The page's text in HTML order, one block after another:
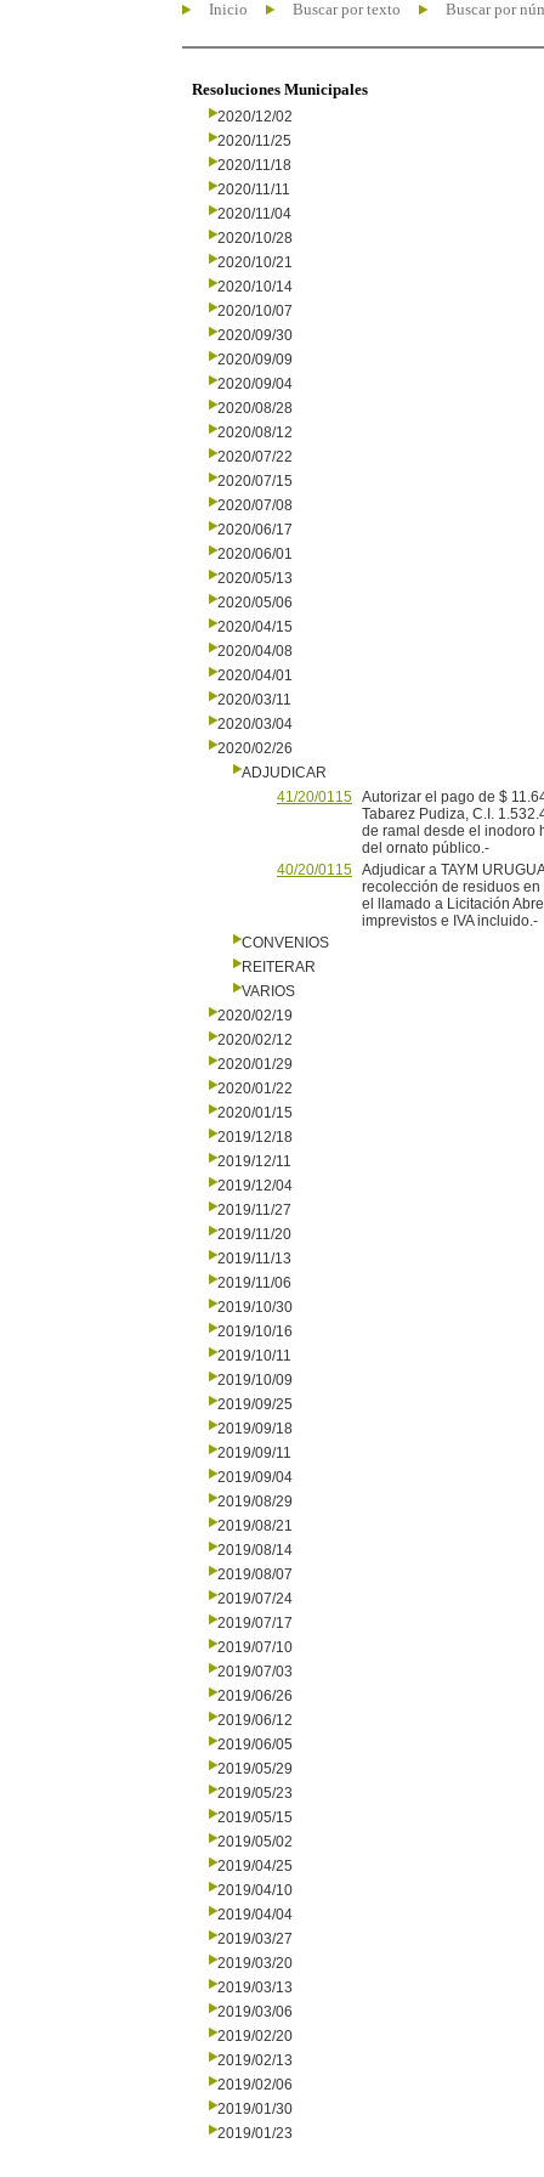
Inicio Buscar por texto Buscar por
Resoluciones Municipales
2020/12/02
2020/11/25
2020/11/18
2020/11/11
2020/11/04
2020/10/28
2020/10/21
2020/10/14
2020/10/07
2020/09/30
2020/09/09
2020/09/04
2020/08/28
2020/08/12
2020/07/22
2020/07/15
2020/07/08
2020/06/17
2020/06/01
2020/05/13
2020/05/06
2020/04/15
2020/04/08
2020/04/01
2020/03/11
2020/03/04
2020/02/26
ADJUDICAR
41/20/0115 Autorizar el pago de $
Tabarez Pudiza, C.I.
de ramal desde el inodoro
del ornato público.-
40/20/0115 Adjudicar a TAYM
recolección de residuos
el llamado a Licitación
imprevistos e IVA incluido.-
CONVENIOS
REITERAR
VARIOS
2020/02/19
2020/02/12
2020/01/29
2020/01/22
2020/01/15
2019/12/18
2019/12/11
2019/12/04
2019/11/27
2019/11/20
2019/11/13
2019/11/06
2019/10/30
2019/10/16
2019/10/11
2019/10/09
2019/09/25
2019/09/18
2019/09/11
2019/09/04
2019/08/29
2019/08/21
2019/08/14
2019/08/07
2019/07/24
2019/07/17
2019/07/10
2019/07/03
2019/06/26
2019/06/12
2019/06/05
2019/05/29
2019/05/23
2019/05/15
2019/05/02
2019/04/25
2019/04/10
2019/04/04
2019/03/27
2019/03/20
2019/03/13
2019/03/06
2019/02/20
2019/02/13
2019/02/06
2019/01/30
2019/01/23